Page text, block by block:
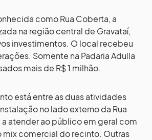
como Rua Coberta, a
na região central de Gravataí,
investimentos. O local recebeu
Somente na Padaria Adulla
mais de R$ 1 milhão.
está entre as duas atividades
no lado externo da Rua
atender ao público em geral com
mix comercial do recinto. Outras